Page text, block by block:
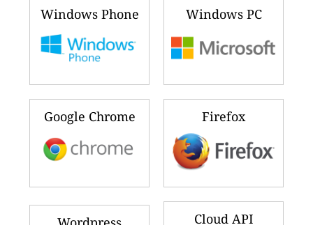
Windows Phone Windows PC
Google Chrome Firefox
Cloud API